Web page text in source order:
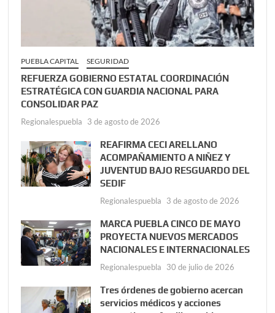
PUEBLA CAPITAL SEGURIDAD
REFUERZA GOBIERNO ESTATAL COORDINACIÓN
ESTRATÉGICA CON GUARDIA NACIONAL PARA
CONSOLIDAR PAZ
Regionalespuebla 3 de agosto de 2026
REAFIRMA CECI ARELLANO
ACOMPAÑAMIENTO A NIÑEZ Y
JUVENTUD BAJO RESGUARDO DEL
SEDIF
Regionalespuebla 3 de agosto de 2026
MARCA PUEBLA CINCO DE MAYO
PROYECTA NUEVOS MERCADOS
NACIONALES E INTERNACIONALES
Regionalespuebla 30 de julio de 2026
Tres órdenes de gobierno acercan
servicios médicos y acciones